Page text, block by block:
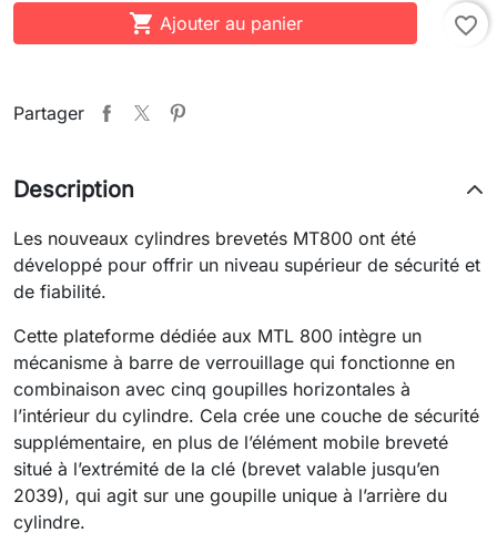
 Ajouter au panier favorite_border
Partager
Description
Les nouveaux cylindres brevetés MT800 ont été
développé pour offrir un niveau supérieur de sécurité et
de fiabilité.
Cette plateforme dédiée aux MTL 800 intègre un
mécanisme à barre de verrouillage qui fonctionne en
combinaison avec cinq goupilles horizontales à
l’intérieur du cylindre. Cela crée une couche de sécurité
supplémentaire, en plus de l’élément mobile breveté
situé à l’extrémité de la clé (brevet valable jusqu’en
2039), qui agit sur une goupille unique à l’arrière du
cylindre.